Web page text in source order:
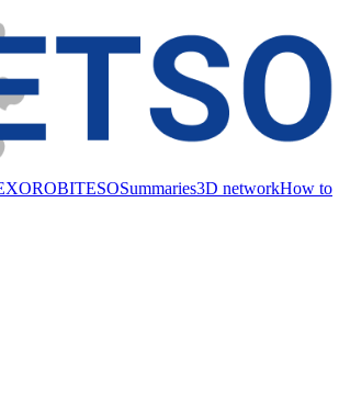
BITESOSummaries3D networkHow to